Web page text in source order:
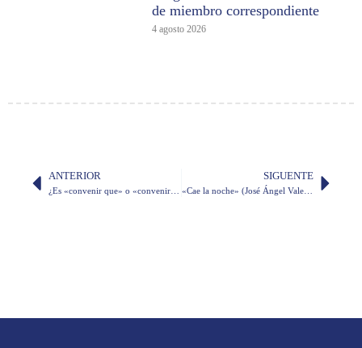
de miembro correspondiente
4 agosto 2026
ANTERIOR SIGUENTE
«Cae la noche» (José Ángel Valente)